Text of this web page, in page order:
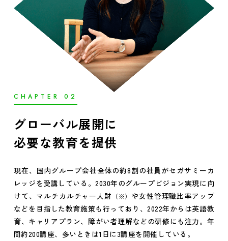
CHAPTER 02
グローバル展開に
必要な教育を提供
現在、国内グループ会社全体の約8割の社員がセガサミーカ
レッジを受講している。2030年のグループビジョン実現に向
けて、マルチカルチャー人財 （※） や女性管理職比率アップ
などを目指した教育施策も行っており、2022年からは英語教
育、キャリアプラン、障がい者理解などの研修にも注力。年
間約200講座、多いときは1日に3講座を開催している。